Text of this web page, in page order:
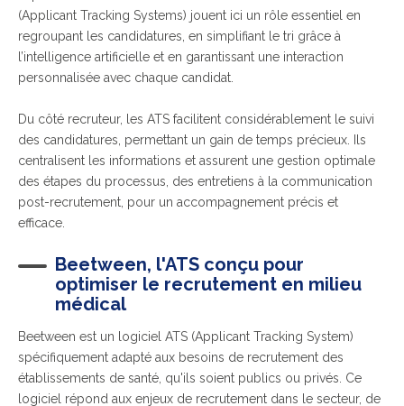
(Applicant Tracking Systems) jouent ici un rôle essentiel en
regroupant les candidatures, en simplifiant le tri grâce à
l’intelligence artificielle et en garantissant une interaction
personnalisée avec chaque candidat.
Du côté recruteur, les ATS facilitent considérablement le suivi
des candidatures, permettant un gain de temps précieux. Ils
centralisent les informations et assurent une gestion optimale
des étapes du processus, des entretiens à la communication
post-recrutement, pour un accompagnement précis et
efficace.
Beetween, l'ATS conçu pour
optimiser le recrutement en milieu
médical
Beetween est un logiciel ATS (Applicant Tracking System)
spécifiquement adapté aux besoins de recrutement des
établissements de santé, qu'ils soient publics ou privés. Ce
logiciel répond aux enjeux de recrutement dans le secteur, de